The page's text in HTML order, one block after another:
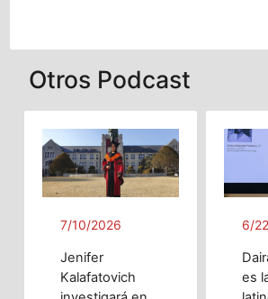
Otros Podcast
7/10/2026
Jenifer
Kalafatovich
6/
es